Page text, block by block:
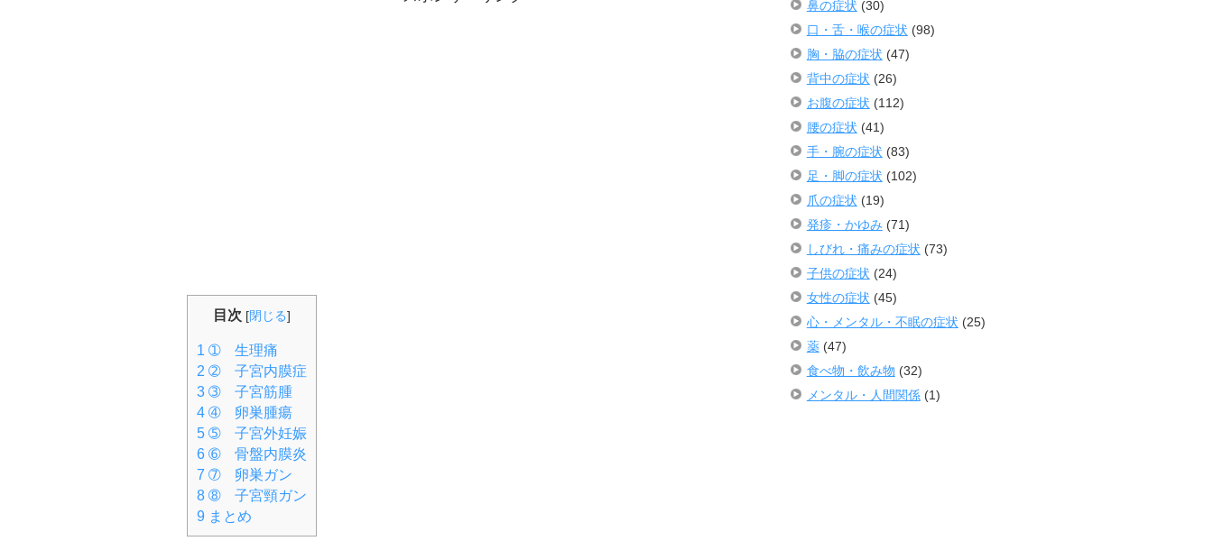
目次 [閉じる]
1 ➀ 生理痛
2 ➁ 子宮内膜症
3 ➂ 子宮筋腫
4 ➃ 卵巣腫瘍
5 ➄ 子宮外妊娠
6 ➅ 骨盤内膜炎
7 ➆ 卵巣ガン
8 ➇ 子宮頸ガン
9 まとめ
鼻の症状 (30)
口・舌・喉の症状 (98)
胸・脇の症状 (47)
背中の症状 (26)
お腹の症状 (112)
腰の症状 (41)
手・腕の症状 (83)
足・脚の症状 (102)
爪の症状 (19)
発疹・かゆみ (71)
しびれ・痛みの症状 (73)
子供の症状 (24)
女性の症状 (45)
心・メンタル・不眠の症状 (25)
薬(47)
食べ物・飲み物 (32)
メンタル・人間関係(1)